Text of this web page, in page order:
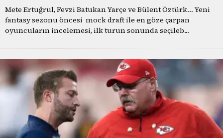
Mete Ertuğrul, Fevzi Batukan Yarçe ve Bülent Öztürk… Yeni
fantasy sezonu öncesi mock draft ile en göze çarpan
oyuncuların incelemesi, ilk turun sonunda seçileb...